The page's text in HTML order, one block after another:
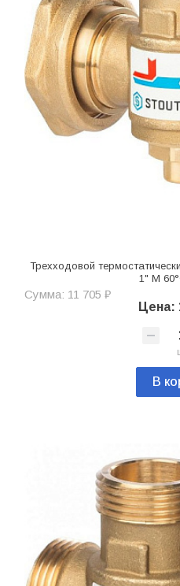
Трехходовой
1" M
Сумма: 11 705 ₽
Цена:
В